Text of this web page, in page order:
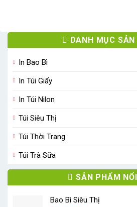
DANH MỤC SẢN
In Bao Bì
In Túi Giấy
In Túi Nilon
Túi Siêu Thị
Túi Thời Trang
Túi Trà Sữa
SẢN PHẨM
Bao Bì Siêu Thị